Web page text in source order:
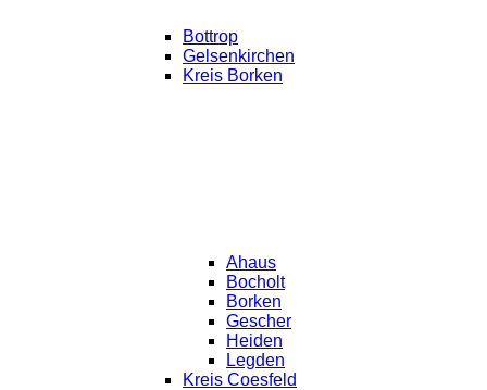
Bottrop
Gelsenkirchen
Kreis Borken
Ahaus
Bocholt
Borken
Gescher
Heiden
Legden
Kreis Coesfeld